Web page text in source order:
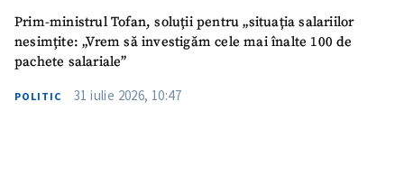
Prim-ministrul Tofan, soluții pentru „situația salariilor
nesimțite: „Vrem să investigăm cele mai înalte 100 de
pachete salariale”
POLITIC 31 iulie 2026, 10:47